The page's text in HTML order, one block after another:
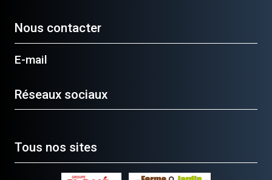
Nous contacter
E-mail
Réseaux sociaux
Tous nos sites